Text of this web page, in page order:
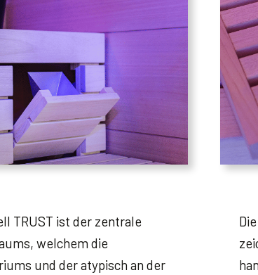
TRUST ist der zentrale
welchem die
und der atypisch an der